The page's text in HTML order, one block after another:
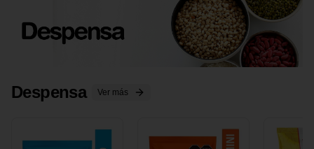
Despensa Ver más